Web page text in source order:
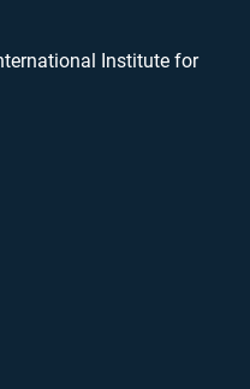
Institute for